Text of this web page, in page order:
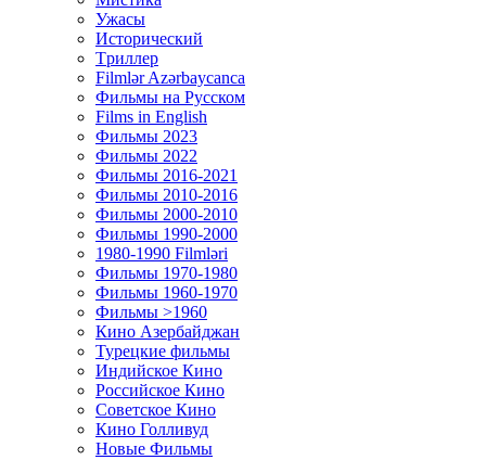
Ужасы
Исторический
Tриллер
Filmlər Azərbaycanca
Фильмы на Русском
Films in English
Фильмы 2023
Фильмы 2022
Фильмы 2016-2021
Фильмы 2010-2016
Фильмы 2000-2010
Фильмы 1990-2000
1980-1990 Filmləri
Фильмы 1970-1980
Фильмы 1960-1970
Фильмы >1960
Кино Азербайджан
Турецкие фильмы
Индийское Кино
Российское Кино
Советское Кино
Кино Голливуд
Новые Фильмы